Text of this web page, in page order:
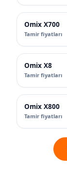
Omix X700
Tamir fiyatları
Omix X8
Tamir fiyatları
Omix X800
Tamir fiyatları